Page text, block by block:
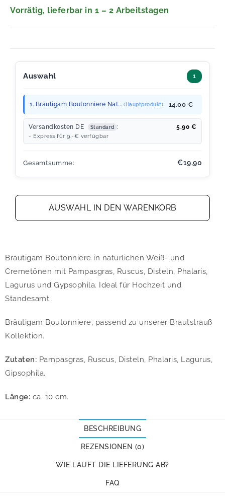
Vorrätig, lieferbar in 1 – 2 Arbeitstagen
Auswahl 1
1. Bräutigam Boutonniere Nat... (Hauptprodukt) 14,00 €
Versandkosten DE Standard : 5,90 €
- Express für 9,-€ verfügbar
Gesamtsumme: €19,90
AUSWAHL IN DEN WARENKORB
Bräutigam Boutonniere in natürlichen Weiß- und
Cremetönen mit Pampasgras, Ruscus, Disteln, Phalaris,
Lagurus und Gypsophila. Ideal für Hochzeit und
Standesamt.
Bräutigam Boutonniere, passend zu unserer Brautstrauß
Kollektion.
Zutaten: Pampasgras, Ruscus, Disteln, Phalaris, Lagurus,
Gipsophila.
Länge: ca. 10 cm.
BESCHREIBUNG
REZENSIONEN (0)
WIE LÄUFT DIE LIEFERUNG AB?
FAQ